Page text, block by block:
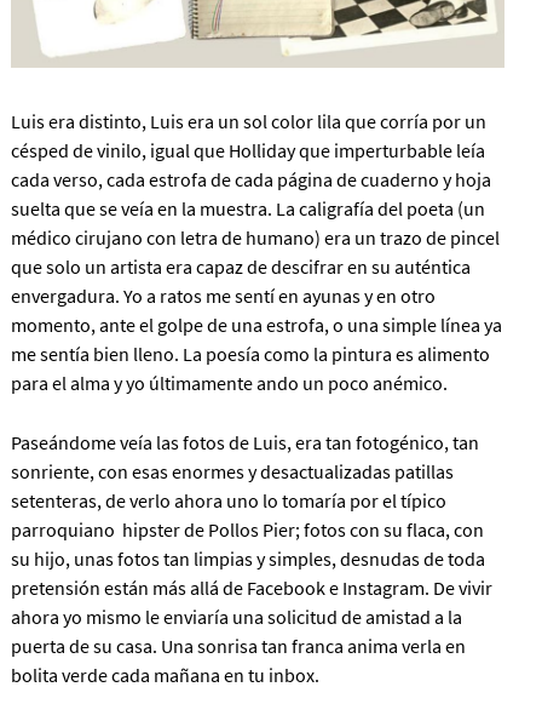
Luis era distinto, Luis era un sol color lila que corría por un
césped de vinilo, igual que Holliday que imperturbable leía
cada verso, cada estrofa de cada página de cuaderno y hoja
suelta que se veía en la muestra. La caligrafía del poeta (un
médico cirujano con letra de humano) era un trazo de pincel
que solo un artista era capaz de descifrar en su auténtica
envergadura. Yo a ratos me sentí en ayunas y en otro
momento, ante el golpe de una estrofa, o una simple línea ya
me sentía bien lleno. La poesía como la pintura es alimento
para el alma y yo últimamente ando un poco anémico.
Paseándome veía las fotos de Luis, era tan fotogénico, tan
sonriente, con esas enormes y desactualizadas patillas
setenteras, de verlo ahora uno lo tomaría por el típico
parroquiano hipster de Pollos Pier; fotos con su flaca, con
su hijo, unas fotos tan limpias y simples, desnudas de toda
pretensión están más allá de Facebook e Instagram. De vivir
ahora yo mismo le enviaría una solicitud de amistad a la
puerta de su casa. Una sonrisa tan franca anima verla en
bolita verde cada mañana en tu inbox.